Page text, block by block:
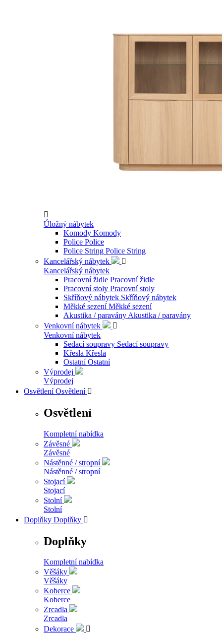

Úložný nábytek
Komody Komody
Police Police
Police String Police String
Kancelářský nábytek

Kancelářský nábytek
Pracovní židle Pracovní židle
Pracovní stoly Pracovní stoly
Skříňový nábytek Skříňový nábytek
Měkké sezení Měkké sezení
Akustika / paravány Akustika / paravány
Venkovní nábytek

Venkovní nábytek
Sedací soupravy Sedací soupravy
Křesla Křesla
Ostatní Ostatní
Výprodej
Výprodej
Osvětlení Osvětlení 
Osvětlení
Kompletní nabídka
Závěsné
Závěsné
Nástěnné / stropní
Nástěnné / stropní
Stojací
Stojací
Stolní
Stolní
Doplňky Doplňky 
Doplňky
Kompletní nabídka
Věšáky
Věšáky
Koberce
Koberce
Zrcadla
Zrcadla
Dekorace
